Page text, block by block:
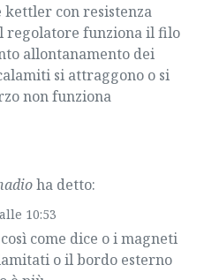
kettler con resistenza
regolatore funziona il filo
allontanamento dei
si attraggono o si
non funziona
ha detto:
10:53
come dice o i magneti
o il bordo esterno